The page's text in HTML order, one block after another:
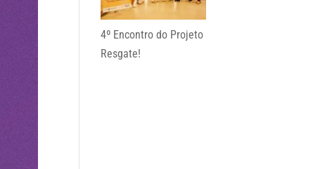
4º Encontro do Projeto
Resgate!